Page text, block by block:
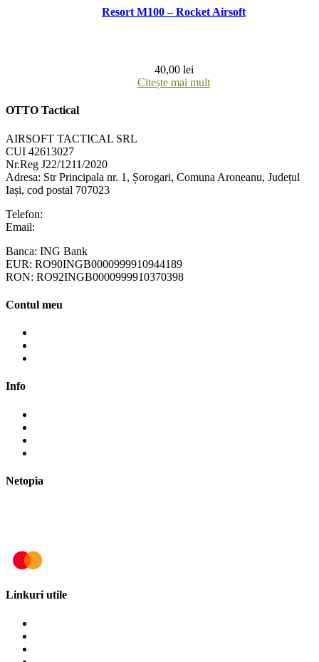
Resort M100 – Rocket Airsoft
40,00 lei
Citește mai mult
OTTO Tactical
AIRSOFT TACTICAL SRL
CUI 42613027
Nr.Reg J22/1211/2020
Adresa: Str Principala nr. 1 , Șorogari, Comuna Aroneanu, Județul
Iași, cod postal 707023
Telefon:
Email:
Banca: ING Bank
EUR: RO90INGB0000999910944189
RON: RO92INGB0000999910370398
Contul meu
Info
Netopia
Linkuri utile